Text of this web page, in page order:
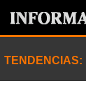
TENDENCIAS: